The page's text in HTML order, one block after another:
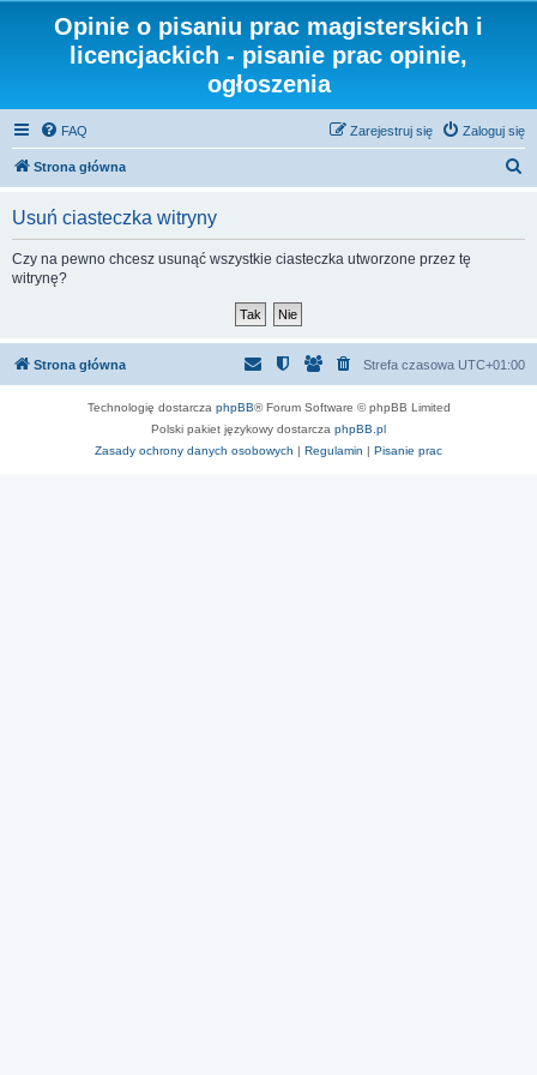
Opinie o pisaniu prac magisterskich i
licencjackich - pisanie prac opinie,
ogłoszenia
FAQ Zaloguj się
Zarejestruj się
Strona główna
Usuń ciasteczka witryny
Czy na pewno chcesz usunąć wszystkie ciasteczka utworzone przez tę
witrynę?
Strona główna Strefa czasowa UTC+01:00
Technologię dostarcza phpBB® Forum Software © phpBB Limited
Polski pakiet językowy dostarcza phpBB.pl
Zasady ochrony danych osobowych | Regulamin | Pisanie prac